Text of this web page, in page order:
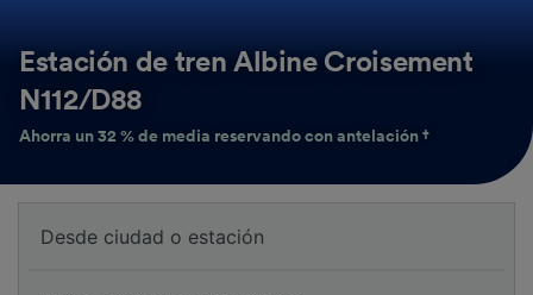
Estación de tren Albine Croisement
N112/D88
Ahorra un 32 % de media reservando con antelación †